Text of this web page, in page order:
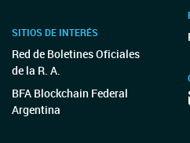
SITIOS DE INTERÉS
Red de Boletines Oficiales
de la R. A.
BFA Blockchain Federal
Argentina